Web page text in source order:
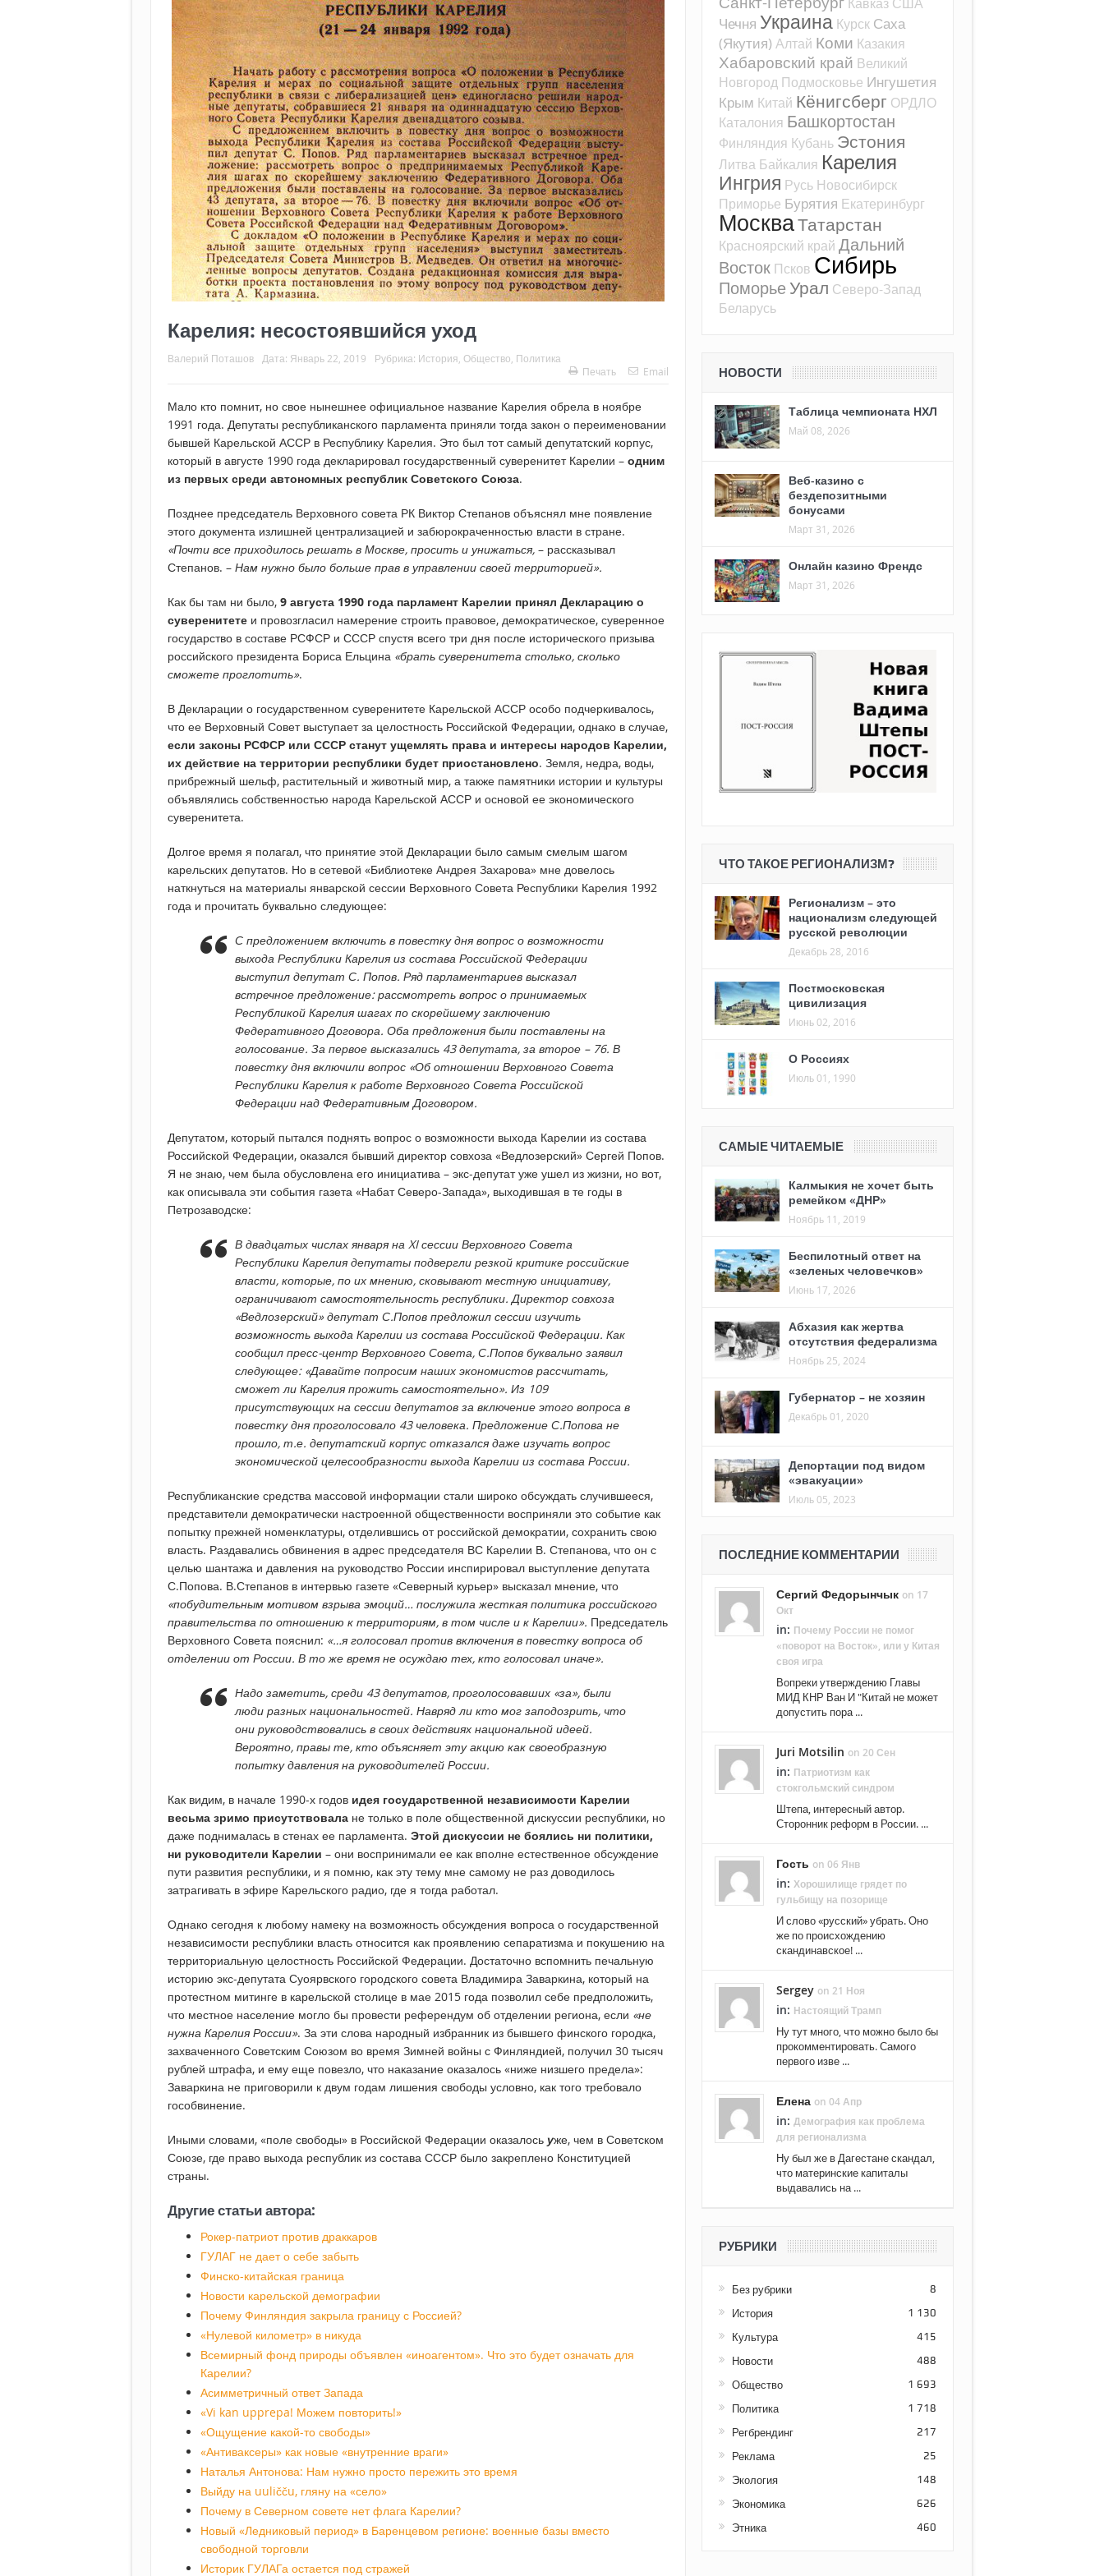
Карелия: несостоявшийся уход
Валерий Поташов Дата: Январь 22, 2019 Рубрика: История Общество Политика
Печать
Email
Мало кто помнит, но свое нынешнее официальное название Карелия обрела в ноябре
1991 года. Депутаты республиканского парламента приняли тогда закон о переименовании
бывшей Карельской АССР в Республику Карелия. Это был тот самый депутатский корпус,
который в августе 1990 года декларировал государственный суверенитет Карелии – одним
из первых среди автономных республик Советского Союза.
Позднее председатель Верховного совета РК Виктор Степанов объяснял мне появление
этого документа излишней централизацией и забюрокраченностью власти в стране.
«Почти все приходилось решать в Москве, просить и унижаться, – рассказывал
Степанов. – Нам нужно было больше прав в управлении своей территорией».
Как бы там ни было, 9 августа 1990 года парламент Карелии принял Декларацию о
суверенитете и провозгласил намерение строить правовое, демократическое, суверенное
государство в составе РСФСР и СССР спустя всего три дня после исторического призыва
российского президента Бориса Ельцина «брать суверенитета столько, сколько
сможете проглотить».
В Декларации о государственном суверенитете Карельской АССР особо подчеркивалось,
что ее Верховный Совет выступает за целостность Российской Федерации, однако в случае,
если законы РСФСР или СССР станут ущемлять права и интересы народов Карелии,
их действие на территории республики будет приостановлено. Земля, недра, воды,
прибрежный шельф, растительный и животный мир, а также памятники истории и культуры
объявлялись собственностью народа Карельской АССР и основой ее экономического
суверенитета.
Долгое время я полагал, что принятие этой Декларации было самым смелым шагом
карельских депутатов. Но в сетевой «Библиотеке Андрея Захарова» мне довелось
наткнуться на материалы январской сессии Верховного Совета Республики Карелия 1992
года и прочитать буквально следующее:
С предложением включить в повестку дня вопрос о возможности
выхода Республики Карелия из состава Российской Федерации
выступил депутат С. Попов. Ряд парламентариев высказал
встречное предложение: рассмотреть вопрос о принимаемых
Республикой Карелия шагах по скорейшему заключению
Федеративного Договора. Оба предложения были поставлены на
голосование. За первое высказались 43 депутата, за второе – 76. В
повестку дня включили вопрос «Об отношении Верховного Совета
Республики Карелия к работе Верховного Совета Российской
Федерации над Федеративным Договором.
Депутатом, который пытался поднять вопрос о возможности выхода Карелии из состава
Российской Федерации, оказался бывший директор совхоза «Ведлозерский» Сергей Попов.
Я не знаю, чем была обусловлена его инициатива – экс-депутат уже ушел из жизни, но вот,
как описывала эти события газета «Набат Северо-Запада», выходившая в те годы в
Петрозаводске:
В двадцатых числах января на XI сессии Верховного Совета
Республики Карелия депутаты подвергли резкой критике российские
власти, которые, по их мнению, сковывают местную инициативу,
ограничивают самостоятельность республики. Директор совхоза
«Ведлозерский» депутат С.Попов предложил сессии изучить
возможность выхода Карелии из состава Российской Федерации. Как
сообщил пресс-центр Верховного Совета, С.Попов буквально заявил
следующее: «Давайте попросим наших экономистов рассчитать,
сможет ли Карелия прожить самостоятельно». Из 109
присутствующих на сессии депутатов за включение этого вопроса в
повестку дня проголосовало 43 человека. Предложение С.Попова не
прошло, т.е. депутатский корпус отказался даже изучать вопрос
экономической целесообразности выхода Карелии из состава России.
Республиканские средства массовой информации стали широко обсуждать случившееся,
представители демократически настроенной общественности восприняли это событие как
попытку прежней номенклатуры, отделившись от российской демократии, сохранить свою
власть. Раздавались обвинения в адрес председателя ВС Карелии В. Степанова, что он с
целью шантажа и давления на руководство России инспирировал выступление депутата
С.Попова. В.Степанов в интервью газете «Северный курьер» высказал мнение, что
«побудительным мотивом взрыва эмоций… послужила жесткая политика российского
правительства по отношению к территориям, в том числе и к Карелии». Председатель
Верховного Совета пояснил: «…я голосовал против включения в повестку вопроса об
отделении от России. В то же время не осуждаю тех, кто голосовал иначе».
Надо заметить, среди 43 депутатов, проголосовавших «за», были
люди разных национальностей. Навряд ли кто мог заподозрить, что
они руководствовались в своих действиях национальной идеей.
Вероятно, правы те, кто объясняет эту акцию как своеобразную
попытку давления на руководителей России.
Как видим, в начале 1990-х годов идея государственной независимости Карелии
весьма зримо присутствовала не только в поле общественной дискуссии республики, но
даже поднималась в стенах ее парламента. Этой дискуссии не боялись ни политики,
ни руководители Карелии – они воспринимали ее как вполне естественное обсуждение
пути развития республики, и я помню, как эту тему мне самому не раз доводилось
затрагивать в эфире Карельского радио, где я тогда работал.
Однако сегодня к любому намеку на возможность обсуждения вопроса о государственной
независимости республики власть относится как проявлению сепаратизма и покушению на
территориальную целостность Российской Федерации. Достаточно вспомнить печальную
историю экс-депутата Суоярвского городского совета Владимира Заваркина, который на
протестном митинге в карельской столице в мае 2015 года позволил себе предположить,
что местное население могло бы провести референдум об отделении региона, если «не
нужна Карелия России». За эти слова народный избранник из бывшего финского городка,
захваченного Советским Союзом во время Зимней войны с Финляндией, получил 30 тысяч
рублей штрафа, и ему еще повезло, что наказание оказалось «ниже низшего предела»:
Заваркина не приговорили к двум годам лишения свободы условно, как того требовало
гособвинение.
Иными словами, «поле свободы» в Российской Федерации оказалось уже, чем в Советском
Союзе, где право выхода республик из состава СССР было закреплено Конституцией
страны.
Другие статьи автора:
Рокер-патриот против драккаров
ГУЛАГ не дает о себе забыть
Финско-китайская граница
Новости карельской демографии
Почему Финляндия закрыла границу с Россией?
«Нулевой километр» в никуда
Всемирный фонд природы объявлен «иноагентом». Что это будет означать для
Карелии?
Асимметричный ответ Запада
«Vi kan upprepa! Можем повторить!»
«Ощущение какой-то свободы»
«Антиваксеры» как новые «внутренние враги»
Наталья Антонова: Нам нужно просто пережить это время
Выйду на uuličču, гляну на «село»
Почему в Северном совете нет флага Карелии?
Новый «Ледниковый период» в Баренцевом регионе: военные базы вместо
свободной торговли
Историк ГУЛАГа остается под стражей
Чечня Украина Курск Саха
(Якутия) Алтай Коми Казакия
Хабаровский край Великий
Новгород Подмосковье Ингушетия
Крым Китай Кёнигсберг ОРДЛО
Каталония Башкортостан
Финляндия Кубань Эстония
Литва Байкалия Карелия
Ингрия Русь Новосибирск
Приморье Бурятия Екатеринбург
МоскваТатарстан
Красноярский край Дальний
Восток Псков Сибирь
ПоморьеУрал Северо-Запад
Беларусь
НОВОСТИ
Таблица чемпионата НХЛ
Май 08, 2026
Веб-казино с
бездепозитными
бонусами
Март 31, 2026
Онлайн казино Френдс
Март 31, 2026
ЧТО ТАКОЕ РЕГИОНАЛИЗМ?
Регионализм – это
национализм следующей
русской революции
Декабрь 28, 2016
Постмосковская
цивилизация
Июнь 02, 2016
О Россиях
Июль 01, 1990
САМЫЕ ЧИТАЕМЫЕ
Калмыкия не хочет быть
ремейком «ДНР»
Ноябрь 11, 2019
Беспилотный ответ на
«зеленых человечков»
Июнь 17, 2026
Абхазия как жертва
отсутствия федерализма
Ноябрь 25, 2024
Губернатор – не хозяин
Декабрь 01, 2020
Депортации под видом
«эвакуации»
Июль 05, 2023
ПОСЛЕДНИЕ КОММЕНТАРИИ
Сергий Федорынчык on 17
Окт
in: Почему России не помог
«поворот на Восток», или у Китая
своя игра
Вопреки утверждению Главы
МИД КНР Ван И "Китай не может
допустить пора ...
Juri Motsilin on 20 Сен
in: Патриотизм как
стокгольмский синдром
Штепа, интересный автор.
Сторонник реформ в России. ...
Гость on 06 Янв
in: Хорошилище грядет по
гульбищу на позорище
И слово «русский» убрать. Оно
же по происхождению
скандинавское! ...
Sergey on 21 Ноя
in: Настоящий Трамп
Ну тут много, что можно было бы
прокомментировать. Самого
первого изве ...
Елена on 04 Апр
in: Демография как проблема
для регионализма
Ну был же в Дагестане скандал,
что материнские капиталы
выдавались на ...
РУБРИКИ
Без рубрики 8
История 1 130
Культура 415
Новости 488
Общество 1 693
Политика 1 718
Регбрендинг 217
Реклама 25
Экология 148
Экономика 626
Этника 460